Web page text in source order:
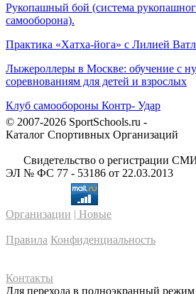
Рукопашный бой (система
самооборона).
Практика «Хатха-йога» с Лилией
Лыжероллеры в Москве: обучение с
соревнованиям для детей и взрослых
Клуб самообороны Контр- Удар
© 2007-2026 SportSchools.ru -
Каталог Спортивных Организаций
Свидетельство о регистрации
ЭЛ № ФС 77 - 53186 от 22.03.2013
Организации | Новые
Правила Конфиденциальность
Контакты
Для перехода в полноэкранный режим